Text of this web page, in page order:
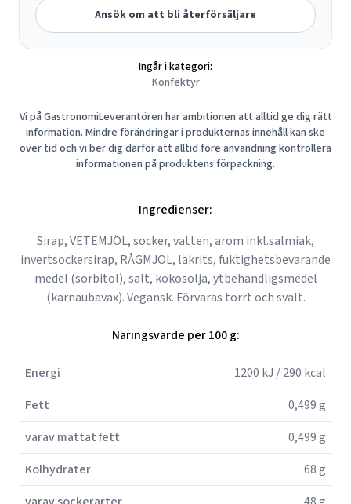
Ansök om att bli återförsäljare
Ingår i kategori:
Konfektyr
Vi på GastronomiLeverantören har ambitionen att alltid ge dig rätt
information. Mindre förändringar i produkternas innehåll kan ske
över tid och vi ber dig därför att alltid före användning kontrollera
informationen på produktens förpackning.
Ingredienser:
Sirap, VETEMJÖL, socker, vatten, arom inkl.salmiak,
invertsockersirap, RÅGMJÖL, lakrits, fuktighetsbevarande
medel (sorbitol), salt, kokosolja, ytbehandligsmedel
(karnaubavax). Vegansk. Förvaras torrt och svalt.
Näringsvärde per 100 g:
Energi
1200 kJ / 290 kcal
Fett
0,499 g
varav mättat fett
0,499 g
Kolhydrater
68 g